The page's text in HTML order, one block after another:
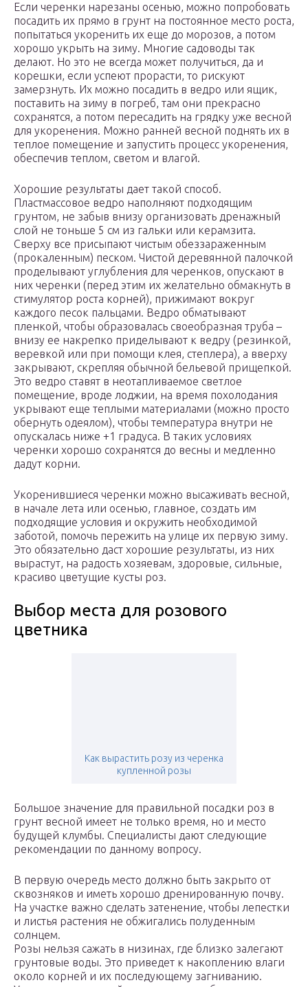
Если черенки нарезаны осенью, можно попробовать
посадить их прямо в грунт на постоянное место роста,
попытаться укоренить их еще до морозов, а потом
хорошо укрыть на зиму. Многие садоводы так
делают. Но это не всегда может получиться, да и
корешки, если успеют прорасти, то рискуют
замерзнуть. Их можно посадить в ведро или ящик,
поставить на зиму в погреб, там они прекрасно
сохранятся, а потом пересадить на грядку уже весной
для укоренения. Можно ранней весной поднять их в
теплое помещение и запустить процесс укоренения,
обеспечив теплом, светом и влагой.
Хорошие результаты дает такой способ.
Пластмассовое ведро наполняют подходящим
грунтом, не забыв внизу организовать дренажный
слой не тоньше 5 см из гальки или керамзита.
Сверху все присыпают чистым обеззараженным
(прокаленным) песком. Чистой деревянной палочкой
проделывают углубления для черенков, опускают в
них черенки (перед этим их желательно обмакнуть в
стимулятор роста корней), прижимают вокруг
каждого песок пальцами. Ведро обматывают
пленкой, чтобы образовалась своеобразная труба –
внизу ее накрепко приделывают к ведру (резинкой,
веревкой или при помощи клея, степлера), а вверху
закрывают, скрепляя обычной бельевой прищепкой.
Это ведро ставят в неотапливаемое светлое
помещение, вроде лоджии, на время похолодания
укрывают еще теплыми материалами (можно просто
обернуть одеялом), чтобы температура внутри не
опускалась ниже +1 градуса. В таких условиях
черенки хорошо сохранятся до весны и медленно
дадут корни.
Укоренившиеся черенки можно высаживать весной,
в начале лета или осенью, главное, создать им
подходящие условия и окружить необходимой
заботой, помочь пережить на улице их первую зиму.
Это обязательно даст хорошие результаты, из них
вырастут, на радость хозяевам, здоровые, сильные,
красиво цветущие кусты роз.
Выбор места для розового
цветника
Как вырастить розу из черенка
купленной розы
Большое значение для правильной посадки роз в
грунт весной имеет не только время, но и место
будущей клумбы. Специалисты дают следующие
рекомендации по данному вопросу.
В первую очередь место должно быть закрыто от
сквозняков и иметь хорошо дренированную почву.
На участке важно сделать затенение, чтобы лепестки
и листья растения не обжигались полуденным
солнцем.
Розы нельзя сажать в низинах, где близко залегают
грунтовые воды. Это приведет к накоплению влаги
около корней и их последующему загниванию.